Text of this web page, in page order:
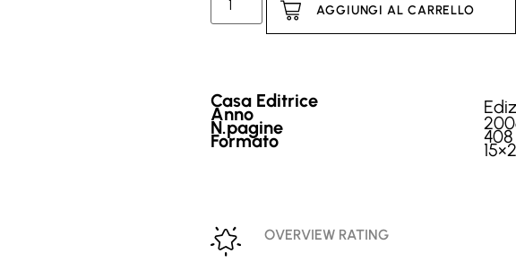
AGGIUNGI AL CARRELLO
Casa Editrice
Anno
N.pagine 408
Formato
OVERVIEW RATING